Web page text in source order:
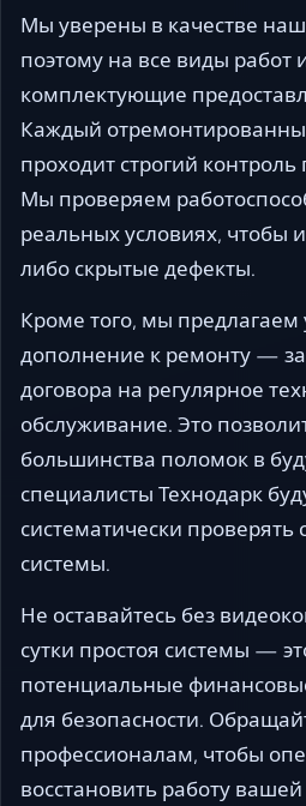
Мы уверены в качестве
поэтому на все виды работ
комплектующие
Каждый
проходит строгий контроль
Мы проверяем
реальных условиях, чтобы
либо скрытые дефекты.
Кроме того, мы предлагаем
дополнение к ремонту —
договора на регулярное
обслуживание. Это
большинства поломок в
специалисты Технодарк
систематически проверять
системы.
Не оставайтесь без
сутки простоя системы —
потенциальные
для безопасности.
профессионалам, чтобы
восстановить работу